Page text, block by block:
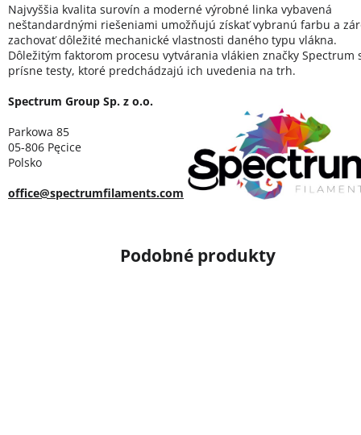
Najvyššia kvalita surovín a moderné výrobné linka vybavená
neštandardnými riešeniami umožňujú získať vybranú farbu a
zachovať dôležité mechanické vlastnosti daného typu vlákna.
Dôležitým faktorom procesu vytvárania vlákien značky Spectrum
prísne testy, ktoré predchádzajú ich uvedenia na trh.
Spectrum Group Sp. z o.o.
Parkowa 85
05-806 Pęcice
Polsko
office@spectrumfilaments.com